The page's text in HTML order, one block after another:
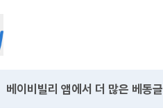
베이비빌리 앱에서 더 많은 베동